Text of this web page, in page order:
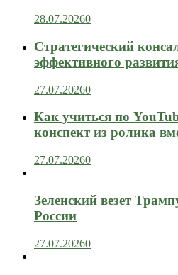
28.07.20260
Стратегический
эффективного
27.07.20260
Как учиться по
конспект из ролика
27.07.20260
Зеленский везет
России
27.07.20260